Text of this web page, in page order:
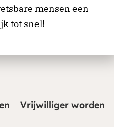
mensen een
tot snel!
Vrijwilliger worden